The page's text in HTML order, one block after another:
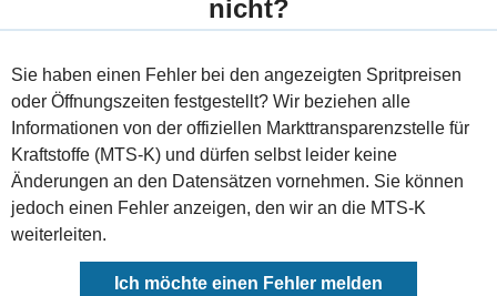
nicht?
Sie haben einen Fehler bei den angezeigten Spritpreisen
oder Öffnungszeiten festgestellt? Wir beziehen alle
Informationen von der offiziellen Markttransparenzstelle für
Kraftstoffe (MTS-K) und dürfen selbst leider keine
Änderungen an den Datensätzen vornehmen. Sie können
jedoch einen Fehler anzeigen, den wir an die MTS-K
weiterleiten.
Ich möchte einen Fehler melden